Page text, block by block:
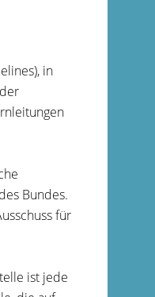
in
Bundes.
für
ist jede